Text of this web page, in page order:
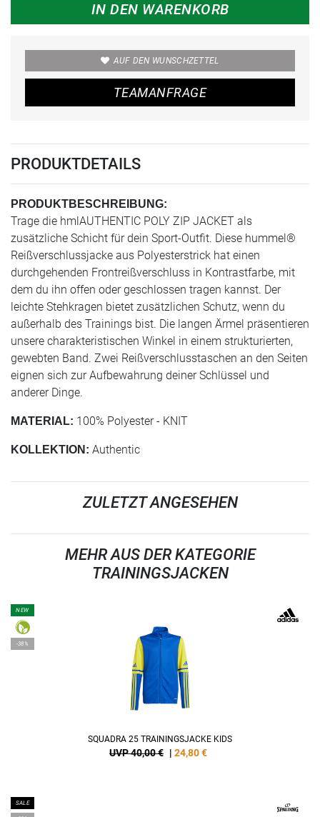
IN DEN WARENKORB
AUF DEN WUNSCHZETTEL
TEAMANFRAGE
PRODUKTDETAILS
PRODUKTBESCHREIBUNG:
Trage die hmlAUTHENTIC POLY ZIP JACKET als
zusätzliche Schicht für dein Sport-Outfit. Diese hummel®
Reißverschlussjacke aus Polyesterstrick hat einen
durchgehenden Frontreißverschluss in Kontrastfarbe, mit
dem du ihn offen oder geschlossen tragen kannst. Der
leichte Stehkragen bietet zusätzlichen Schutz, wenn du
außerhalb des Trainings bist. Die langen Ärmel präsentieren
unsere charakteristischen Winkel in einem strukturierten,
gewebten Band. Zwei Reißverschlusstaschen an den Seiten
eignen sich zur Aufbewahrung deiner Schlüssel und
anderer Dinge.
MATERIAL: 100% Polyester - KNIT
KOLLEKTION: Authentic
ZULETZT ANGESEHEN
MEHR AUS DER KATEGORIE
TRAININGSJACKEN
NEW
-38%
SQUADRA 25 TRAININGSJACKE KIDS
UVP 40,00 € | 24,80€
SALE